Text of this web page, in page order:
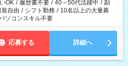
OK / 履歴書不要 / 40～50代活躍中 / 副
装自由 / シフト勤務 / 10名以上の大量募
ソコンスキル不要
応募する 詳細へ